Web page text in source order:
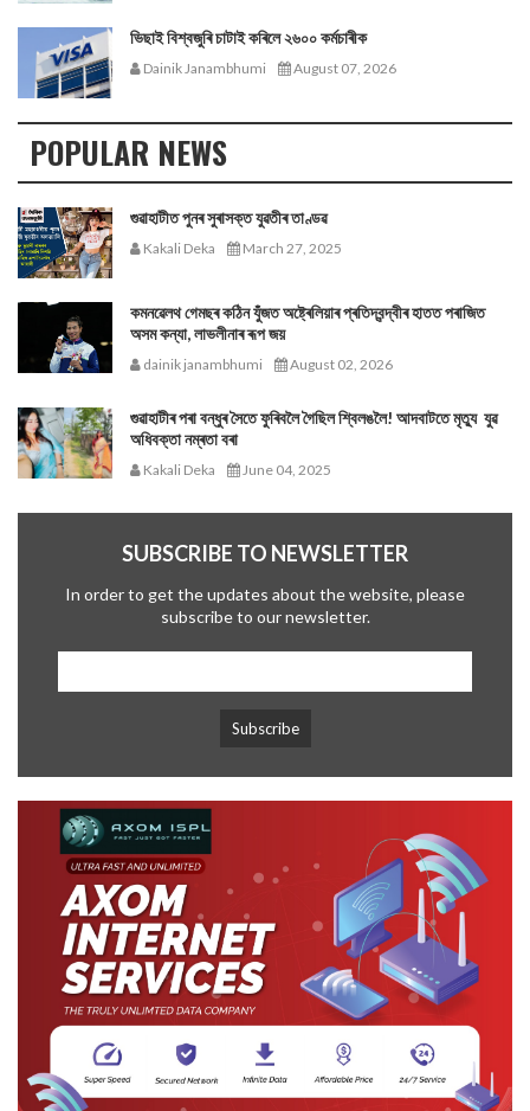
ভিছাই বিশ্বজুৰি চাটাই কৰিলে ২৬০০ কৰ্মচাৰীক
Dainik Janambhumi August 07, 2026
POPULAR NEWS
গুৱাহাটীত পুনৰ সুৰাসক্ত যুৱতীৰ তাণ্ডৱ
Kakali Deka March 27, 2025
কমনৱেলথ গেমছৰ কঠিন যুঁজত অষ্ট্ৰেলিয়াৰ প্ৰতিদ্বন্দ্বীৰ হাতত পৰাজিত
অসম কন্যা, লাভলীনাৰ ৰূপ জয়
dainik janambhumi August 02, 2026
গুৱাহাটীৰ পৰা বন্ধুৰ সৈতে ফুৰিবলৈ গৈছিল শ্বিলঙলৈ! আদবাটতে মৃত্যু যুৱ
অধিবক্তা নম্ৰতা বৰা
Kakali Deka June 04, 2025
SUBSCRIBE TO NEWSLETTER
In order to get the updates about the website, please
subscribe to our newsletter.